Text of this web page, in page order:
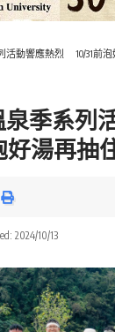
活動響應熱烈 10/31前
季系列
好湯再抽
2024/10/13